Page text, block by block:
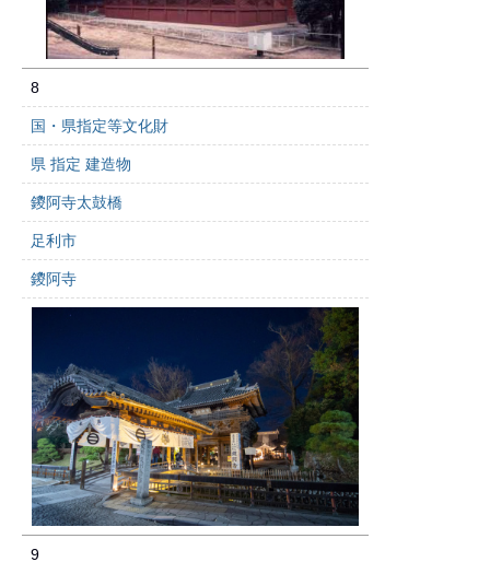
8
国・県指定等文化財
県 指定 建造物
鑁阿寺太鼓橋
足利市
鑁阿寺
9